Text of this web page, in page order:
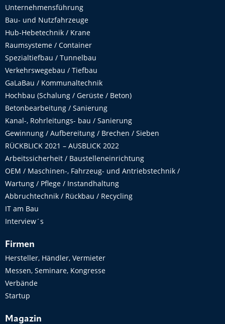
Unternehmensführung
Bau- und Nutzfahrzeuge
Hub-Hebetechnik / Krane
Raumsysteme / Container
Spezialtiefbau / Tunnelbau
Verkehrswegebau / Tiefbau
GaLaBau / Kommunaltechnik
Hochbau (Schalung / Gerüste / Beton)
Betonbearbeitung / Sanierung
Kanal-, Rohrleitungs- bau / Sanierung
Gewinnung / Aufbereitung / Brechen / Sieben
RÜCKBLICK 2021 – AUSBLICK 2022
Arbeitssicherheit / Baustelleneinrichtung
OEM / Maschinen-, Fahrzeug- und Antriebstechnik /
Wartung / Pflege / Instandhaltung
Abbruchtechnik / Rückbau / Recycling
IT am Bau
Interview´s
Firmen
Hersteller, Händler, Vermieter
Messen, Seminare, Kongresse
Verbände
Startup
Magazin